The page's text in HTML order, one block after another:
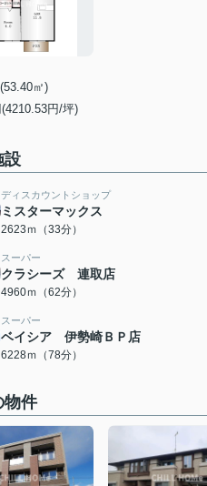
㎡)
円/坪)
設
ディスカウントショップ
ミスターマックス
2623ｍ（33分）
スーパー
クラシーズ 連取店
4960ｍ（62分）
スーパー
ベイシア 伊勢崎ＢＰ店
6228ｍ（78分）
物件